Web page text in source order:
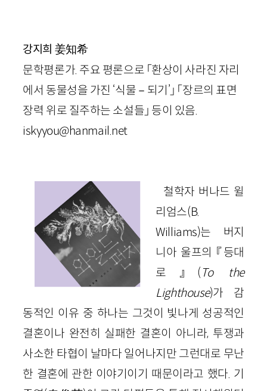
강지희 姜知希
문학평론가. 주요 평론으로 「환상이 사라진 자리
에서 동물성을 가진 ‘식물－되기’」 「장르의 표면
장력 위로 질주하는 소설들」 등이 있음.
iskyyou@hanmail.net
철학자 버나드 윌
리엄스(B.
Williams)는 버지
니아 울프의 『등대
로』( To
the
Lighthouse)가 감
동적인 이유 중 하나는 그것이 빛나게 성공적인
결혼이나 완전히 실패한 결혼이 아니라, 투쟁과
사소한 타협이 날마다 일어나지만 그런대로 무난
한 결혼에 관한 이야기이기 때문이라고 했다. 기